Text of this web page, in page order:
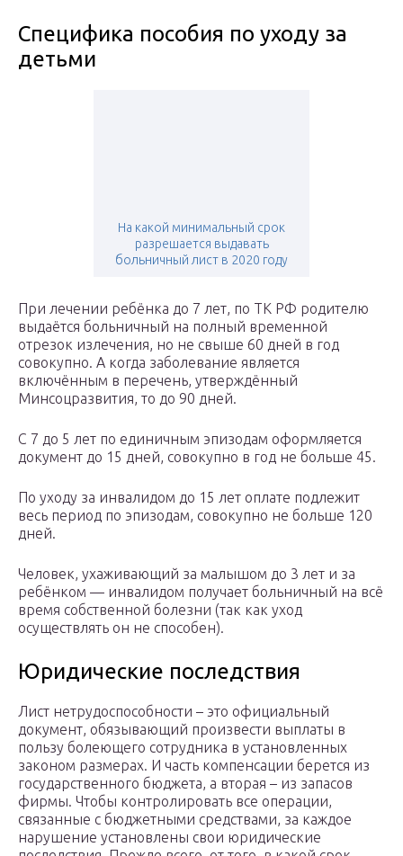
Специфика пособия по уходу за
детьми
На какой минимальный срок
разрешается выдавать
больничный лист в 2020 году
При лечении ребёнка до 7 лет, по ТК РФ родителю
выдаётся больничный на полный временной
отрезок излечения, но не свыше 60 дней в год
совокупно. А когда заболевание является
включённым в перечень, утверждённый
Минсоцразвития, то до 90 дней.
С 7 до 5 лет по единичным эпизодам оформляется
документ до 15 дней, совокупно в год не больше 45.
По уходу за инвалидом до 15 лет оплате подлежит
весь период по эпизодам, совокупно не больше 120
дней.
Человек, ухаживающий за малышом до 3 лет и за
ребёнком — инвалидом получает больничный на всё
время собственной болезни (так как уход
осуществлять он не способен).
Юридические последствия
Лист нетрудоспособности – это официальный
документ, обязывающий произвести выплаты в
пользу болеющего сотрудника в установленных
законом размерах. И часть компенсации берется из
государственного бюджета, а вторая – из запасов
фирмы. Чтобы контролировать все операции,
связанные с бюджетными средствами, за каждое
нарушение установлены свои юридические